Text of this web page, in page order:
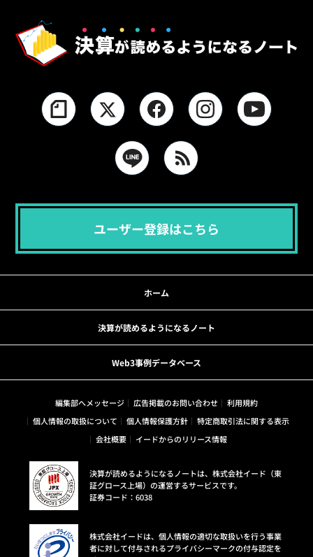
ユーザー登録はこちら
ホーム
決算が読めるようになるノート
Web3事例データベース
編集部へメッセージ 広告掲載のお問い合わせ
利用規約
個人情報の取扱について
個人情報保護方針
特定商取引法に関する表示
会社概要
イードからのリリース情報
決算が読めるようになるノートは、株式会社イード（東
証グロース上場）の運営するサービスです。
証券コード：6038
株式会社イードは、個人情報の適切な取扱いを行う事業
者に対して付与されるプライバシーマークの付与認定を